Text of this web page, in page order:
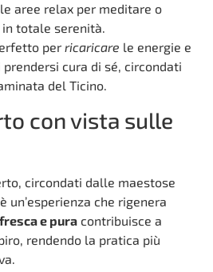
aree relax per meditare o
totale serenità.
per ricaricare le energie e
cura di sé, circondati
del Ticino.
con vista sulle
circondati dalle maestose
un’esperienza che rigenera
fresca e pura contribuisce a
rendendo la pratica più